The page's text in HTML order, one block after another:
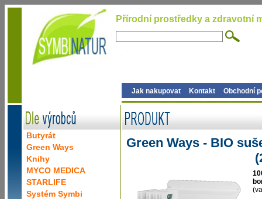
Přírodní prostředky a zdravotní
Jak nakupovat Kontakt Obchodní
Green Ways - BIO
Butyrát
Green Ways
Knihy
MYCO MEDICA
STARLIFE
Systém Symbi